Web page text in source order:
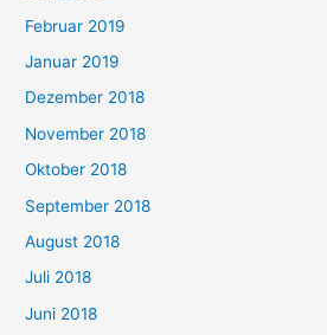
Februar 2019
Januar 2019
Dezember 2018
November 2018
Oktober 2018
September 2018
August 2018
Juli 2018
Juni 2018